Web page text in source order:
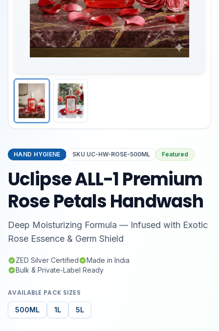
HAND HYGIENE SKU UC-HW-ROSE-500ML Featured
Uclipse ALL-1 Premium
Rose Petals Handwash
Deep Moisturizing Formula — Infused with Exotic
Rose Essence & Germ Shield
ZED Silver Certified
Made in India
Bulk & Private-Label Ready
AVAILABLE PACK SIZES
500ML 1L 5L